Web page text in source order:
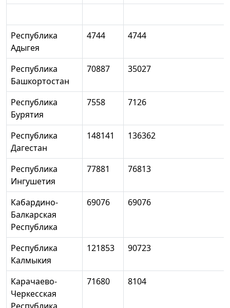
Республика
Адыгея
4744 4744
Республика
Башкортостан
70887 35027
Республика
Бурятия
7558 7126
Республика
Дагестан
148141 136362
Республика
Ингушетия
77881 76813
Кабардино-
Балкарская
Республика
69076 69076
Республика
Калмыкия
121853 90723
Карачаево-
Черкесская
71680 8104